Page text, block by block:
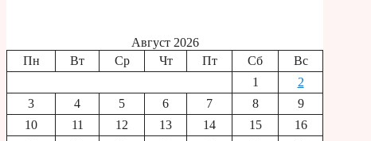
Август 2026
Пн
Вт Ср Чт Пт Сб
Вс
1
2
3
4 5 6 7 8
9
10
11 12 13 14 15
16